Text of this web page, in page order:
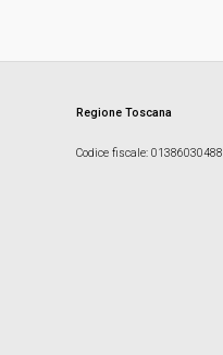
Regione Toscana
Codice fiscale: 01386030488